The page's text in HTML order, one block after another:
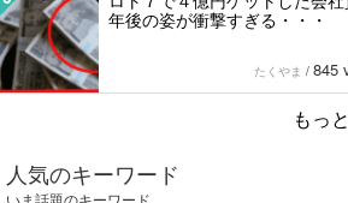
年後の姿が衝撃すぎる・・・
たくやま / 845
もっ
人気のキーワード
いま話題のキーワード